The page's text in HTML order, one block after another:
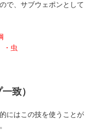
で、サブウェポンとして
・虫
致）
にはこの技を使うことが